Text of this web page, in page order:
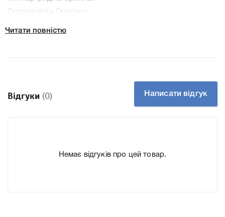
Справжність Оригінал
Вам легко підтвердити правильність вибору.
Читати повністю
Відгуки (0) Написати відгук
Немає відгуків про цей товар.